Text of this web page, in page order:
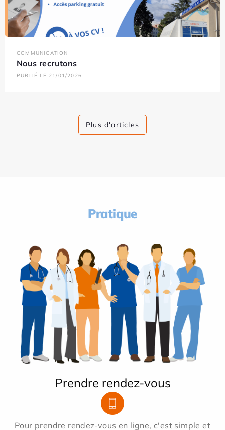
COMMUNICATION
Nous recrutons
PUBLIÉ LE 21/01/2026
Plus d'articles
Pratique
Prendre rendez-vous
Pour prendre rendez-vous en ligne, c'est simple et